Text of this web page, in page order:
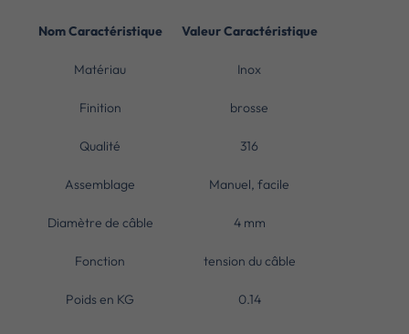
Nom Caractéristique Valeur Caractéristique
Matériau Inox
Finition brosse
Qualité 316
Assemblage Manuel, facile
Diamètre de câble 4 mm
Fonction tension du câble
Poids en KG 0.14